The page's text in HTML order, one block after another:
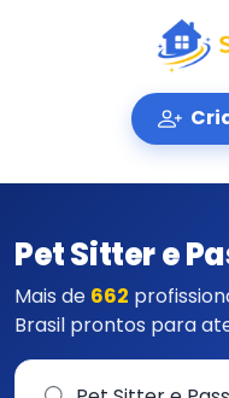
Pet Sitter e
Mais de 662
Brasil prontos para
Que serviço você